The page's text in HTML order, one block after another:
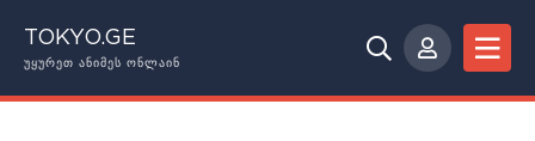
TOKYO.GE
ᲣᲧᲣᲠᲔᲗ ᲐᲜᲘᲛᲔᲡ ᲝᲜᲚᲐᲘᲜ